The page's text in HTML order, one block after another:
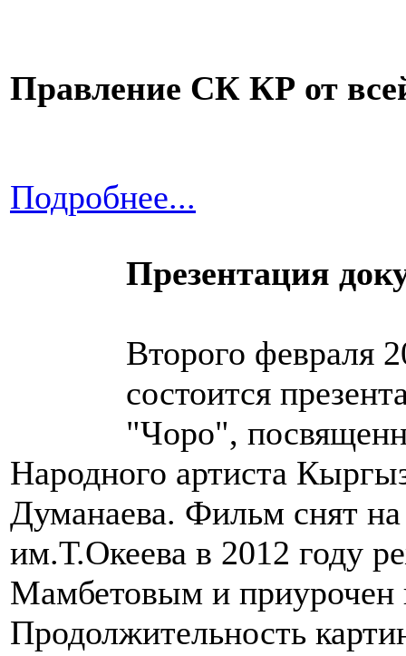
Правление СК КР от
Подробнее...
Презентация
Второго февраля
состоится
"Чоро",
Народного артиста
Думанаева. Фильм снят
им.Т.Океева в 2012 году
Мамбетовым и приурочен
Продолжительность